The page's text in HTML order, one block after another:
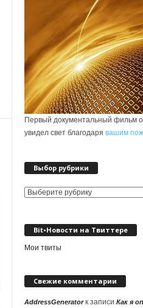
Первый документальный фильм
увидел свет благодарявашим
Выбор рубрики
Выбор
Bit•Новости на Твиттере
Мои твиты
Свежие комментарии
AddressGeneratorк записиКак я